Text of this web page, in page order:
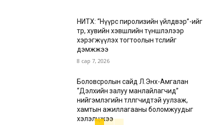
НИТХ: “Нүүрс пиролизийн үйлдвэр”-ийг
төр, хувийн хэвшлийн түншлэлээр
хэрэгжүүлэх тогтоолын төслийг
дэмжжээ
8 сар 7, 2026
Боловсролын сайд Л.Энх-Амгалан
“Дэлхийн залуу манлайлагчид”
нийгэмлэгийн төлөөлөгчидтэй уулзаж,
хамтын ажиллагааны боломжуудыг
хэлэлцжээ